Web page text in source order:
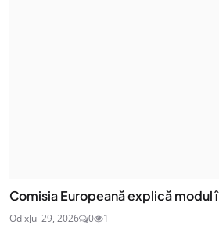
Comisia Europeană explică modul
OdixJul 29, 2026 0 1